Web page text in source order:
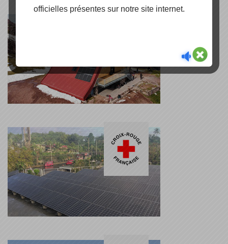
officielles présentes sur notre site internet.